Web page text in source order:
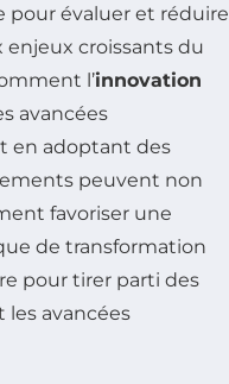
évaluer et réduire
enjeux croissants du
l’innovation
avancées
en adoptant des
peuvent non
favoriser une
de transformation
pour tirer parti des
avancées